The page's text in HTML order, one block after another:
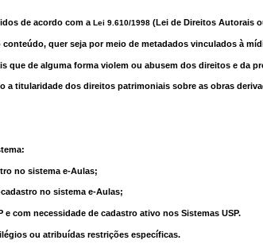
de acordo com a Lei 9.610/1998 (Lei de Direitos Autorais
quer seja por meio de metadados vinculados à
que de alguma forma violem ou abusem dos direitos e da
a titularidade dos direitos patrimoniais sobre as obras
no sistema e-Aulas;
no sistema e-Aulas;
com necessidade de cadastro ativo nos Sistemas USP.
ou atribuídas restrições específicas.